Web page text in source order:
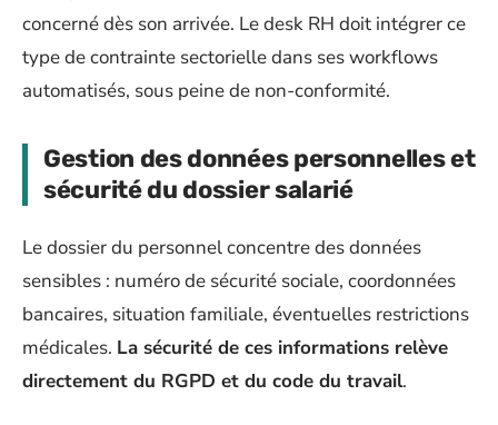
concerné dès son arrivée. Le desk RH doit intégrer ce
type de contrainte sectorielle dans ses workflows
automatisés, sous peine de non-conformité.
Gestion des données personnelles et
sécurité du dossier salarié
Le dossier du personnel concentre des données
sensibles : numéro de sécurité sociale, coordonnées
bancaires, situation familiale, éventuelles restrictions
médicales. La sécurité de ces informations relève
directement du RGPD et du code du travail.